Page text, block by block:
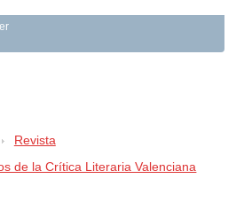
Revista
de la Crítica Literaria Valenciana